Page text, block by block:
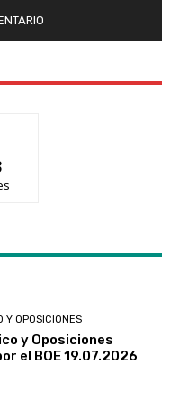
Y OPOSICIONES
y Oposiciones
el BOE 19.07.2026